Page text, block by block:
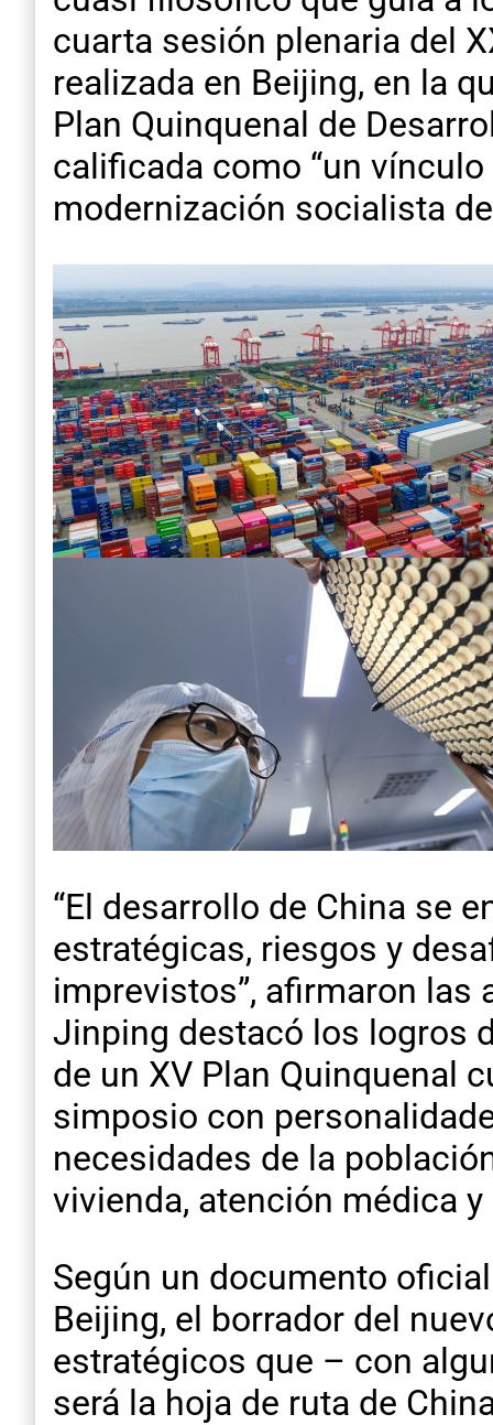
cuarta sesión plenaria del
realizada en Beijing, en la
Plan Quinquenal de
calificada como “un
modernización socialista
“El desarrollo de China se
estratégicas, riesgos y
imprevistos”, afirmaron las
Jinping destacó los logros
de un XV Plan Quinquenal
simposio con
necesidades de la
vivienda, atención médica
Según un documento
Beijing, el borrador del
estratégicos que – con
será la hoja de ruta de